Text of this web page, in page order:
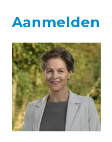
Aanmelden